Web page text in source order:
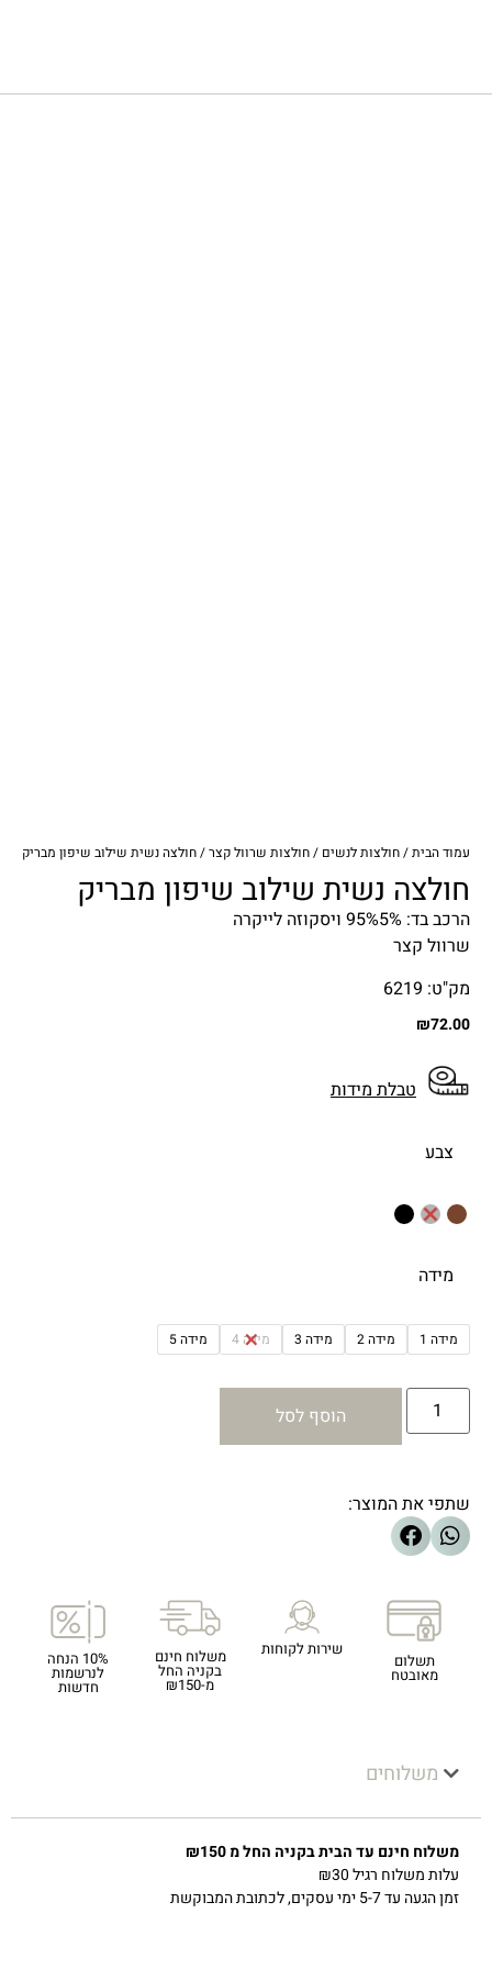
עמוד הבית/חולצות לנשים /חולצות שרוול קצר/ חולצה נשית שילוב שיפון מבריק
חולצה נשית שילוב שיפון מבריק
הרכב בד: 95%5% ויסקוזה לייקרה
שרוול קצר
מק"ט: 6219
₪72.00
טבלת מידות
צבע
מידה
מידה 1 מידה 2 מידה 3 מידה 4 מידה 5
הוסף לסל
שתפי את המוצר:
תשלום
מאובטח
שירות לקוחות משלוח חינם
בקניה החל
מ-₪150
10% הנחה
לנרשמות
חדשות
משלוחים
משלוח חינם עד הבית בקניה החל מ ₪150
עלות משלוח רגיל ₪30
זמן הגעה עד 5-7 ימי עסקים, לכתובת המבוקשת